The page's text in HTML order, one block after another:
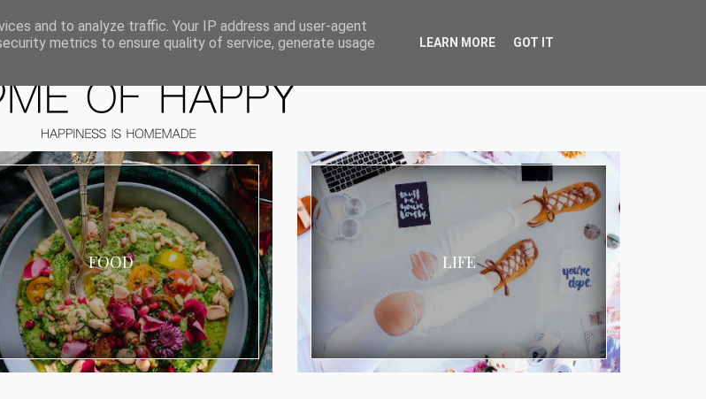
FOOD LIFE
and to analyze traffic. Your IP address and user-agent
metrics to ensure quality of service, generate usage
LEARN MORE GOT IT